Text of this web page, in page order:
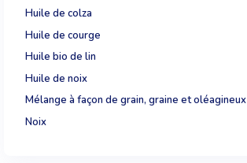
Huile de colza
Huile de courge
Huile bio de lin
Huile de noix
Mélange à façon de grain, graine et oléagineux
Noix